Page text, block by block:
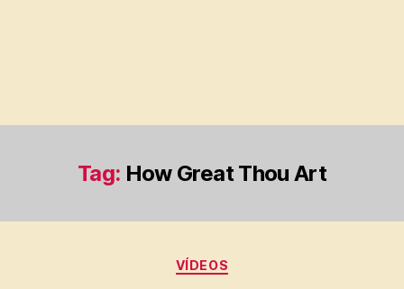
Tag: How Great Thou Art
Categorias
VÍDEOS